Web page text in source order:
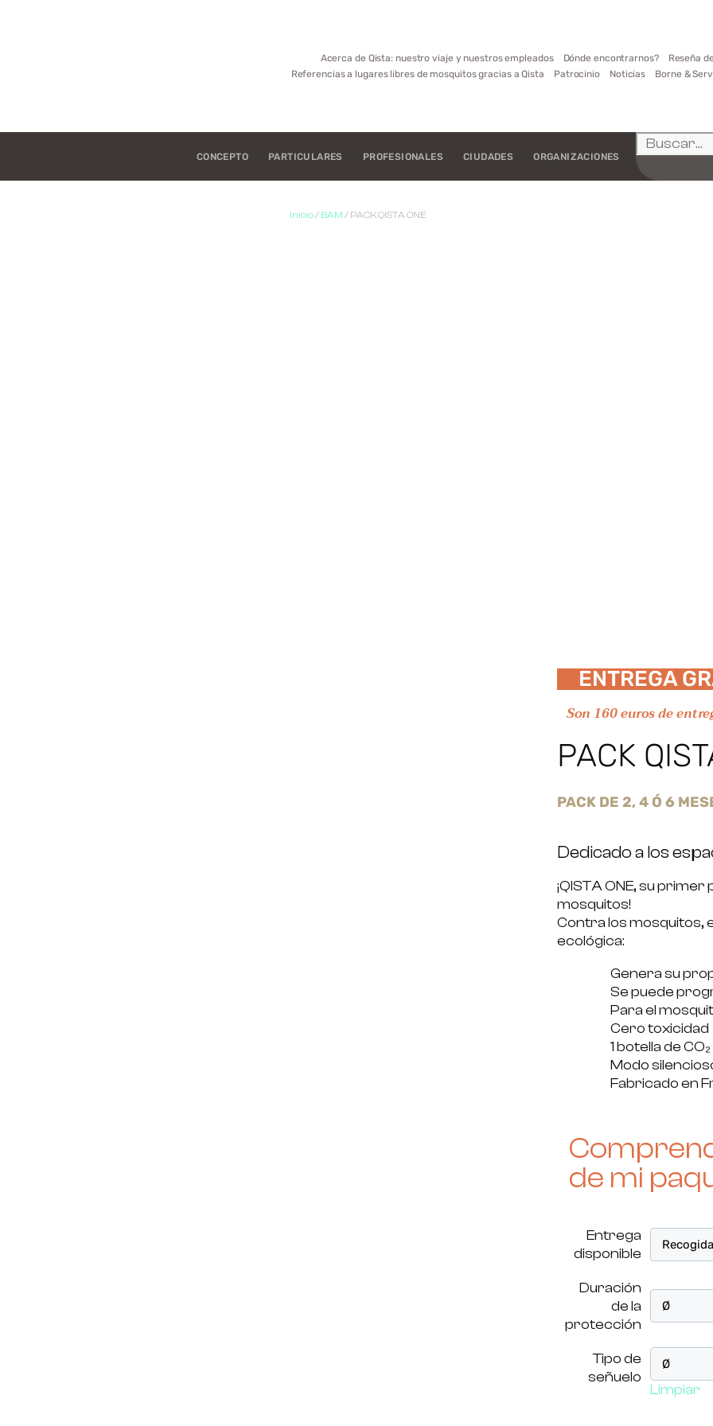
Acerca de Qista: nuestro viaje y nuestros empleados Dónde encontrarnos? Reseña
Referencias a lugares libres de mosquitos gracias a Qista
Patrocinio Noticias Borne &
CONCEPTO PARTICULARES PROFESIONALES CIUDADES ORGANIZACIONES
Inicio/ BAM / PACK QISTA ONE
ENTREGA
Son 160 euros de
PACK
PACK DE 2, 4 Ó 6
Dedicado a los
¡QISTA ONE, su
mosquitos!
Contra los mosquitos,
ecológica:
Genera su
Se puede
Para el
Cero toxicidad
1 botella de
Modo
Fabricado en
de mi
Entrega
disponible
Duración
de la
protección
Tipo de
señuelo
Limpiar